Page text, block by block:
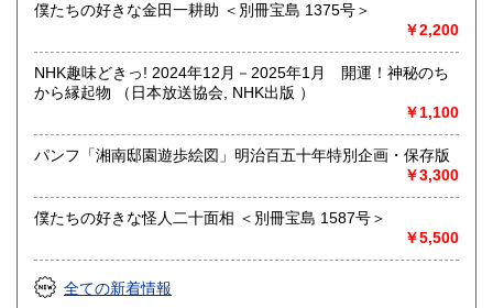
買取が出来る本とそうでない本があります、メール・電話等
で連絡頂ければと思います。
取り扱い分野
哲学宗教、歴史、社会科学、美術工芸、外国文学、趣味、サ
ブカルチャー、古書一般（その他）
僕たちの好きな金田一耕助 ＜別冊宝島 1375号＞
￥2,200
NHK趣味どきっ! 2024年12月－2025年1月 開運！神秘のち
から縁起物 （日本放送協会, NHK出版 ）
￥1,100
パンフ「湘南邸園遊歩絵図」明治百五十年特別企画・保存版
￥3,300
僕たちの好きな怪人二十面相 ＜別冊宝島 1587号＞
￥5,500
全ての新着情報